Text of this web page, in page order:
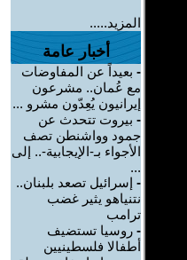
المزيد.....
أخبار عامة
- بعيداً عن المفاوضات
مع عُمان.. مشرعون
إيرانيون يُعِدّون مشرو ...
- بيروت تتحدث عن
جمود وواشنطن تصف
الأجواء بـ-الإيجابية-.. إلى
...
- إسرائيل تصعد بلبنان..
نتنياهو يثير غضب
ترامب
- روسيا تستضيف
أطفالا فلسطينيين